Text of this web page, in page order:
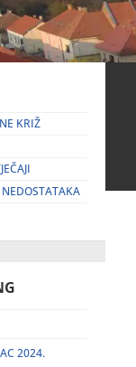
KRIŽ
2024.